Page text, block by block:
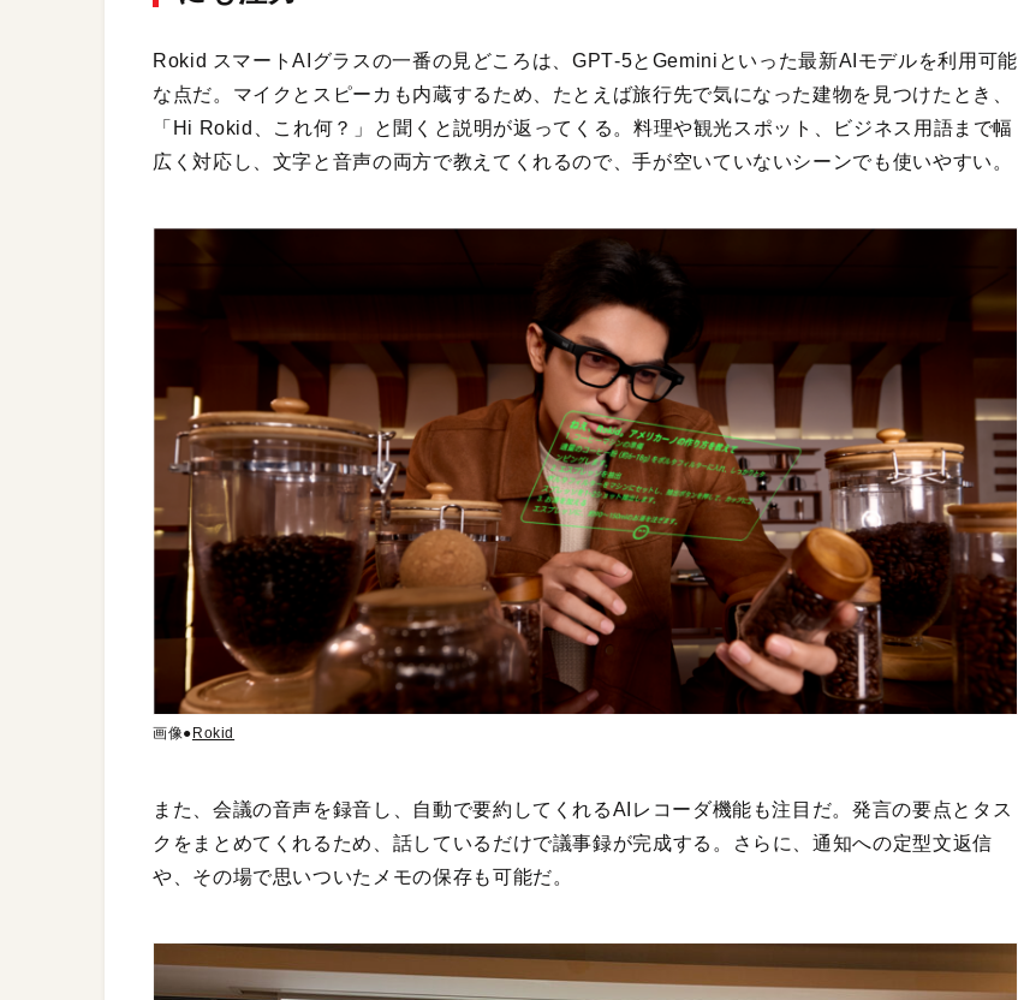
Rokid スマートAIグラスの一番の見どころは、GPT‑5とGeminiといった最新AIモデルを利用可能
な点だ。マイクとスピーカも内蔵するため、たとえば旅行先で気になった建物を見つけたとき、
「Hi Rokid、これ何？」と聞くと説明が返ってくる。料理や観光スポット、ビジネス用語まで幅
広く対応し、文字と音声の両方で教えてくれるので、手が空いていないシーンでも使いやすい。
画像● Rokid
また、会議の音声を録音し、自動で要約してくれるAIレコーダ機能も注目だ。発言の要点とタス
クをまとめてくれるため、話しているだけで議事録が完成する。さらに、通知への定型文返信
や、その場で思いついたメモの保存も可能だ。